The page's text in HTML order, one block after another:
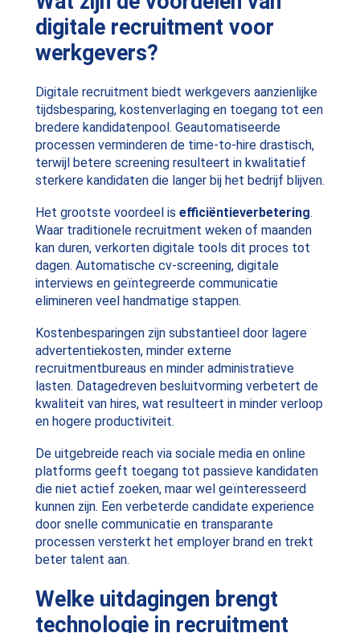
digitale recruitment voor
werkgevers?
Digitale recruitment biedt werkgevers aanzienlijke
tijdsbesparing, kostenverlaging en toegang tot een
bredere kandidatenpool. Geautomatiseerde
processen verminderen de time-to-hire drastisch,
terwijl betere screening resulteert in kwalitatief
sterkere kandidaten die langer bij het bedrijf blijven.
Het grootste voordeel is efficiëntieverbetering.
Waar traditionele recruitment weken of maanden
kan duren, verkorten digitale tools dit proces tot
dagen. Automatische cv-screening, digitale
interviews en geïntegreerde communicatie
elimineren veel handmatige stappen.
Kostenbesparingen zijn substantieel door lagere
advertentiekosten, minder externe
recruitmentbureaus en minder administratieve
lasten. Datagedreven besluitvorming verbetert de
kwaliteit van hires, wat resulteert in minder verloop
en hogere productiviteit.
De uitgebreide reach via sociale media en online
platforms geeft toegang tot passieve kandidaten
die niet actief zoeken, maar wel geïnteresseerd
kunnen zijn. Een verbeterde candidate experience
door snelle communicatie en transparante
processen versterkt het employer brand en trekt
beter talent aan.
Welke uitdagingen brengt
technologie in recruitment